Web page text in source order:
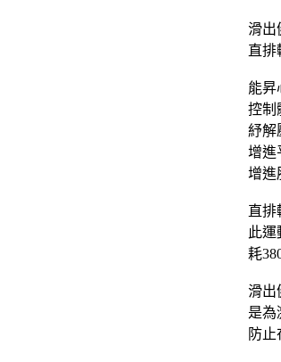
滑出
直排
能昇
控制
紓解
增進
增進
直排
此運
耗
滑出
是為
防